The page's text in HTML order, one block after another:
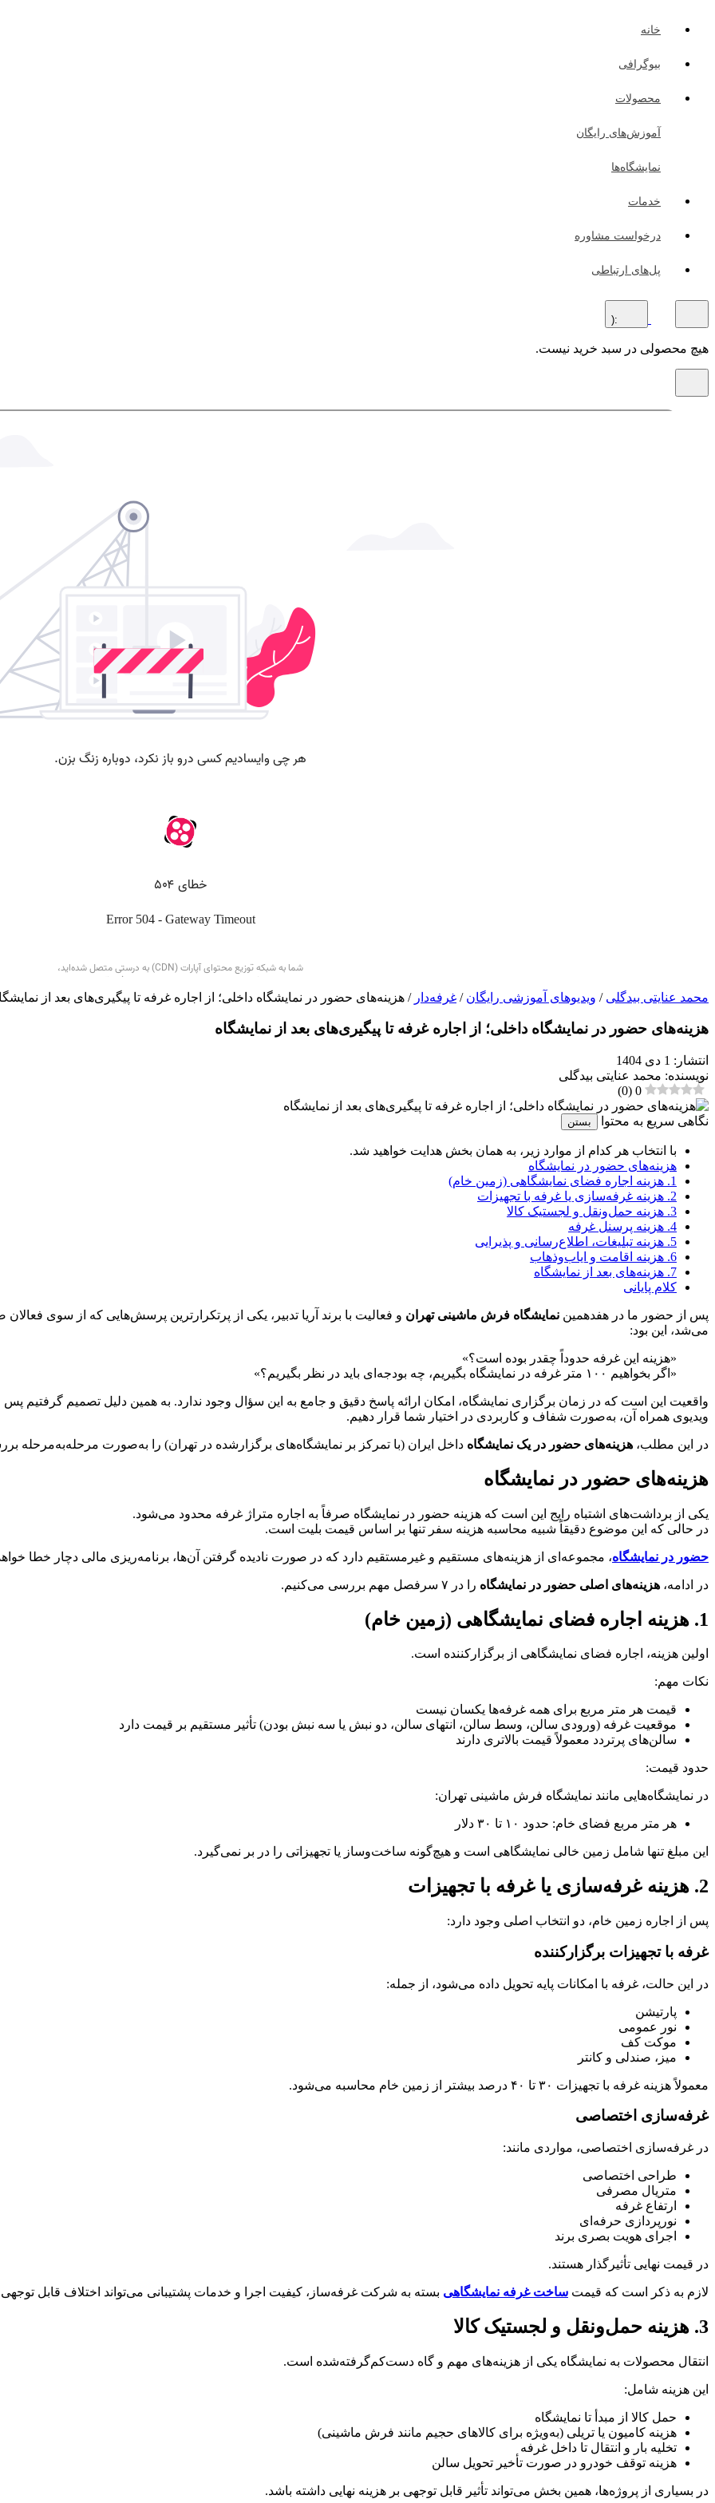
خانه
بیوگرافی
محصولات
آموزش‌های رایگان
نمایشگاه‌ها
خدمات
درخواست مشاوره
پل‌های ارتباطی
:(
هیچ محصولی در سبد خرید نیست.
محمد عنایتی بیدگلی / ویدیوهای آموزشی رایگان / غرفه‌دار / هزینه‌های حضور در نمایشگاه داخلی؛ از اجاره غرفه تا پیگیری‌های بعد از
هزینه‌های حضور در نمایشگاه داخلی؛ از اجاره غرفه تا پیگیری‌های بعد از نمایشگاه
انتشار: 1 دی 1404
نویسنده: محمد عنایتی بیدگلی
0
(
0
)
نگاهی سریع به محتوا بستن
با انتخاب هر کدام از موارد زیر، به همان بخش هدایت خواهید شد.
هزینه‌های حضور در نمایشگاه
1. هزینه اجاره فضای نمایشگاهی (زمین خام)
2. هزینه غرفه‌سازی یا غرفه با تجهیزات
3. هزینه حمل‌ونقل و لجستیک کالا
4. هزینه پرسنل غرفه
5. هزینه تبلیغات، اطلاع‌رسانی و پذیرایی
6. هزینه اقامت و ایاب‌وذهاب
7. هزینه‌های بعد از نمایشگاه
کلام پایانی
پس از حضور ما در هفدهمین نمایشگاه فرش ماشینی تهران و فعالیت با برند آریا تدبیر، یکی از پرتکرارترین پرسش‌هایی که از سوی
می‌شد، این بود:
«هزینه این غرفه حدوداً چقدر بوده است؟»
«اگر بخواهیم ۱۰۰ متر غرفه در نمایشگاه بگیریم، چه بودجه‌ای باید در نظر بگیریم؟»
واقعیت این است که در زمان برگزاری نمایشگاه، امکان ارائه پاسخ دقیق و جامع به این سؤال وجود ندارد. به همین دلیل تصمیم گرفتیم پس
ویدیوی همراه آن، به‌صورت شفاف و کاربردی در اختیار شما قرار دهیم.
در این مطلب، هزینه‌های حضور در یک نمایشگاه داخل ایران (با تمرکز بر نمایشگاه‌های برگزارشده در تهران) را به‌صورت مرحله‌به‌مرحله
هزینه‌های حضور در نمایشگاه
یکی از برداشت‌های اشتباه رایج این است که هزینه حضور در نمایشگاه صرفاً به اجاره متراژ غرفه محدود می‌شود.
در حالی که این موضوع دقیقاً شبیه محاسبه هزینه سفر تنها بر اساس قیمت بلیت است.
حضور در نمایشگاه، مجموعه‌ای از هزینه‌های مستقیم و غیرمستقیم دارد که در صورت نادیده گرفتن آن‌ها، برنامه‌ریزی مالی دچار خطا
در ادامه، هزینه‌های اصلی حضور در نمایشگاه را در ۷ سرفصل مهم بررسی می‌کنیم.
1. هزینه اجاره فضای نمایشگاهی (زمین خام)
اولین هزینه، اجاره فضای نمایشگاهی از برگزارکننده است.
نکات مهم:
قیمت هر متر مربع برای همه غرفه‌ها یکسان نیست
موقعیت غرفه (ورودی سالن، وسط سالن، انتهای سالن، دو نبش یا سه نبش بودن) تأثیر مستقیم بر قیمت دارد
سالن‌های پرتردد معمولاً قیمت بالاتری دارند
حدود قیمت:
در نمایشگاه‌هایی مانند نمایشگاه فرش ماشینی تهران:
هر متر مربع فضای خام: حدود ۱۰ تا ۳۰ دلار
این مبلغ تنها شامل زمین خالی نمایشگاهی است و هیچ‌گونه ساخت‌وساز یا تجهیزاتی را در بر نمی‌گیرد.
2. هزینه غرفه‌سازی یا غرفه با تجهیزات
پس از اجاره زمین خام، دو انتخاب اصلی وجود دارد:
غرفه با تجهیزات برگزارکننده
در این حالت، غرفه با امکانات پایه تحویل داده می‌شود، از جمله:
پارتیشن
نور عمومی
موکت کف
میز، صندلی و کانتر
معمولاً هزینه غرفه با تجهیزات ۳۰ تا ۴۰ درصد بیشتر از زمین خام محاسبه می‌شود.
غرفه‌سازی اختصاصی
در غرفه‌سازی اختصاصی، مواردی مانند:
طراحی اختصاصی
متریال مصرفی
ارتفاع غرفه
نورپردازی حرفه‌ای
اجرای هویت بصری برند
در قیمت نهایی تأثیرگذار هستند.
لازم به ذکر است که قیمت ساخت غرفه نمایشگاهی بسته به شرکت غرفه‌ساز، کیفیت اجرا و خدمات پشتیبانی می‌تواند اختلاف قابل
3. هزینه حمل‌ونقل و لجستیک کالا
انتقال محصولات به نمایشگاه یکی از هزینه‌های مهم و گاه دست‌کم‌گرفته‌شده است.
این هزینه شامل:
حمل کالا از مبدأ تا نمایشگاه
هزینه کامیون یا تریلی (به‌ویژه برای کالاهای حجیم مانند فرش ماشینی)
تخلیه بار و انتقال تا داخل غرفه
هزینه توقف خودرو در صورت تأخیر تحویل سالن
در بسیاری از پروژه‌ها، همین بخش می‌تواند تأثیر قابل توجهی بر هزینه نهایی داشته باشد.